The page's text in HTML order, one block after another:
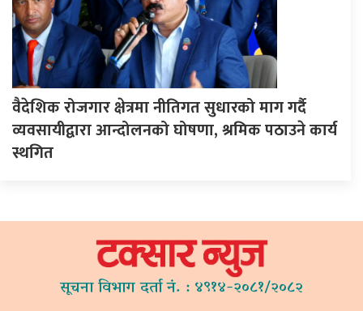
वैदेशिक रोजगार क्षेत्रमा नीतिगत सुधारको माग गर्दै
व्यवसायीद्वारा आन्दोलनको घोषणा, श्रमिक पठाउने कार्य
स्थगित
सूचना विभाग दर्ता नं. : ४९१४-२०८१/२०८२